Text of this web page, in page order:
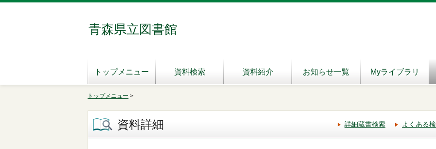
青森県立図書館
トップメニュー 資料検索 資料紹介 お知らせ一覧 Myライブラリ
トップメニュー >
資料詳細 詳細蔵書検索 よくある